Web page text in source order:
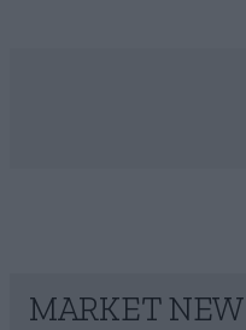
MARKET